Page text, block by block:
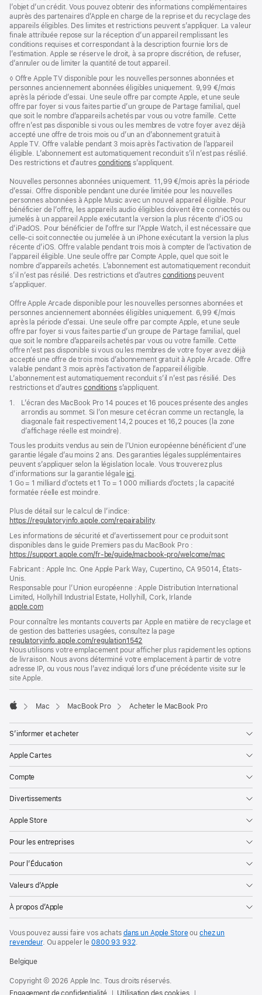
l’objet d’un crédit. Vous pouvez obtenir des informations complémentaires
auprès des partenaires d’Apple en charge de la reprise et du recyclage des
appareils éligibles. Des limites et restrictions peuvent s’appliquer. La valeur
finale attribuée repose sur la réception d’un appareil remplissant les
conditions requises et correspondant à la description fournie lors de
l’estimation. Apple se réserve le droit, à sa propre discrétion, de refuser,
d’annuler ou de limiter la quantité de tout appareil.
Note
de
bas
de
page
◊ Offre Apple TV disponible pour les nouvelles personnes abonnées et
personnes anciennement abonnées éligibles uniquement. 9,99 €/mois
après la période d’essai. Une seule offre par compte Apple, et une seule
offre par foyer si vous faites partie d’un groupe de Partage familial, quel
que soit le nombre d’appareils achetés par vous ou votre famille. Cette
offre n’est pas disponible si vous ou les membres de votre foyer avez déjà
accepté une offre de trois mois ou d’un an d’abonnement gratuit à
Apple TV. Offre valable pendant 3 mois après l’activation de l’appareil
éligible. L’abonnement est automatiquement reconduit s’il n’est pas résilié.
Des restrictions et d’autres conditions s’appliquent.
Nouvelles personnes abonnées uniquement. 11,99 €/mois après la période
d’essai. Offre disponible pendant une durée limitée pour les nouvelles
personnes abonnées à Apple Music avec un nouvel appareil éligible. Pour
bénéficier de l’offre, les appareils audio éligibles doivent être connectés ou
jumelés à un appareil Apple exécutant la version la plus récente d’iOS ou
d’iPadOS. Pour bénéficier de l’offre sur l’Apple Watch, il est nécessaire que
celle-ci soit connectée ou jumelée à un iPhone exécutant la version la plus
récente d’iOS. Offre valable pendant trois mois à compter de l’activation de
l’appareil éligible. Une seule offre par Compte Apple, quel que soit le
nombre d’appareils achetés. L’abonnement est automatiquement reconduit
s’il n’est pas résilié. Des restrictions et d’autres conditionspeuvent
s’appliquer.
Offre Apple Arcade disponible pour les nouvelles personnes abonnées et
personnes anciennement abonnées éligibles uniquement. 6,99 €/mois
après la période d’essai. Une seule offre par compte Apple, et une seule
offre par foyer si vous faites partie d’un groupe de Partage familial, quel
que soit le nombre d’appareils achetés par vous ou votre famille. Cette
offre n’est pas disponible si vous ou les membres de votre foyer avez déjà
accepté une offre de trois mois d’abonnement gratuit à Apple Arcade. Offre
valable pendant 3 mois après l’activation de l’appareil éligible.
L’abonnement est automatiquement reconduit s’il n’est pas résilié. Des
restrictions et d’autres conditionss’appliquent.
Note
1.
L’écran des MacBook Pro 14 pouces et 16 pouces présente des angles
arrondis au sommet. Si l’on mesure cet écran comme un rectangle, la
diagonale fait respectivement 14,2 pouces et 16,2 pouces (la zone
d’affichage réelle est moindre).
Tous les produits vendus au sein de l’Union européenne bénéficient d’une
garantie légale d’au moins 2 ans. Des garanties légales supplémentaires
peuvent s’appliquer selon la législation locale. Vous trouverez plus
d’informations sur la garantie légale ici.
1 Go = 1 milliard d’octets et 1 To = 1 000 milliards d’octets ; la capacité
formatée réelle est moindre.
Plus de détail sur le calcul de l’indice:
https://regulatoryinfo.apple.com/repairability.
Les informations de sécurité et d’avertissement pour ce produit sont
disponibles dans le guide Premiers pas du MacBook Pro :
https://support.apple.com/fr-be/guide/macbook-pro/welcome/mac
dans
une
nouvelle
fenêtre)
Fabricant : Apple Inc. One Apple Park Way, Cupertino, CA 95014, États-
Unis.
Responsable pour l’Union européenne : Apple Distribution International
Limited, Hollyhill Industrial Estate, Hollyhill, Cork, Irlande
apple.com(s’ouvre
une
nouvelle
fenêtre)
Pour connaître les montants couverts par Apple en matière de recyclage et
de gestion des batteries usagées, consultez la page
regulatoryinfo.apple.com/regulation1542
dans
une
nouvelle
Nous utilisons votre emplacement pour afficher plus rapidement les options
de livraison. Nous avons déterminé votre emplacement à partir de votre
adresse IP, ou vous nous l’avez indiqué lors d’une précédente visite sur le
site Apple.
Mac MacBook Pro Acheter le MacBook Pro
S’informer et acheter
Apple Cartes
Compte
Divertissements
Apple Store
Pour les entreprises
Pour l’Éducation
Valeurs d’Apple
À propos d’Apple
Vous pouvez aussi faire vos achats dans un Apple Storeouchez un
revendeur. Ouappeler le0800 93 932.
Belgique
Copyright © 2026 Apple Inc. Tous droits réservés.
Engagement de confidentialité
Utilisation des cookies